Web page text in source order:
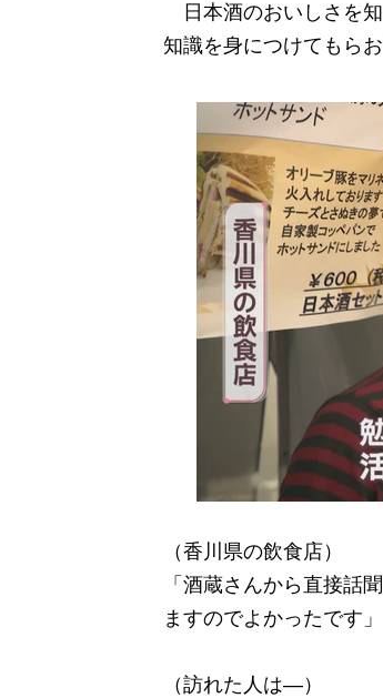
日本酒のおいしさを
知識を身につけてもら
（香川県の飲食店）
「酒蔵さんから直接話
ますのでよかったです」
（訪れた人は―）